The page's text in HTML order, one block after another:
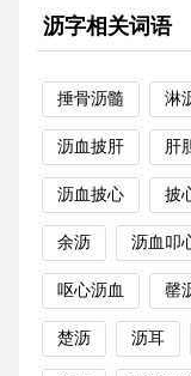
沥字相关词语
捶骨沥髓 淋
沥血披肝 肝
沥血披心 披
余沥 沥血叩
呕心沥血 罄
楚沥 沥耳